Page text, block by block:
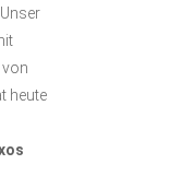
heute